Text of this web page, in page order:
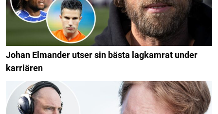
Johan Elmander utser sin bästa lagkamrat under
karriären